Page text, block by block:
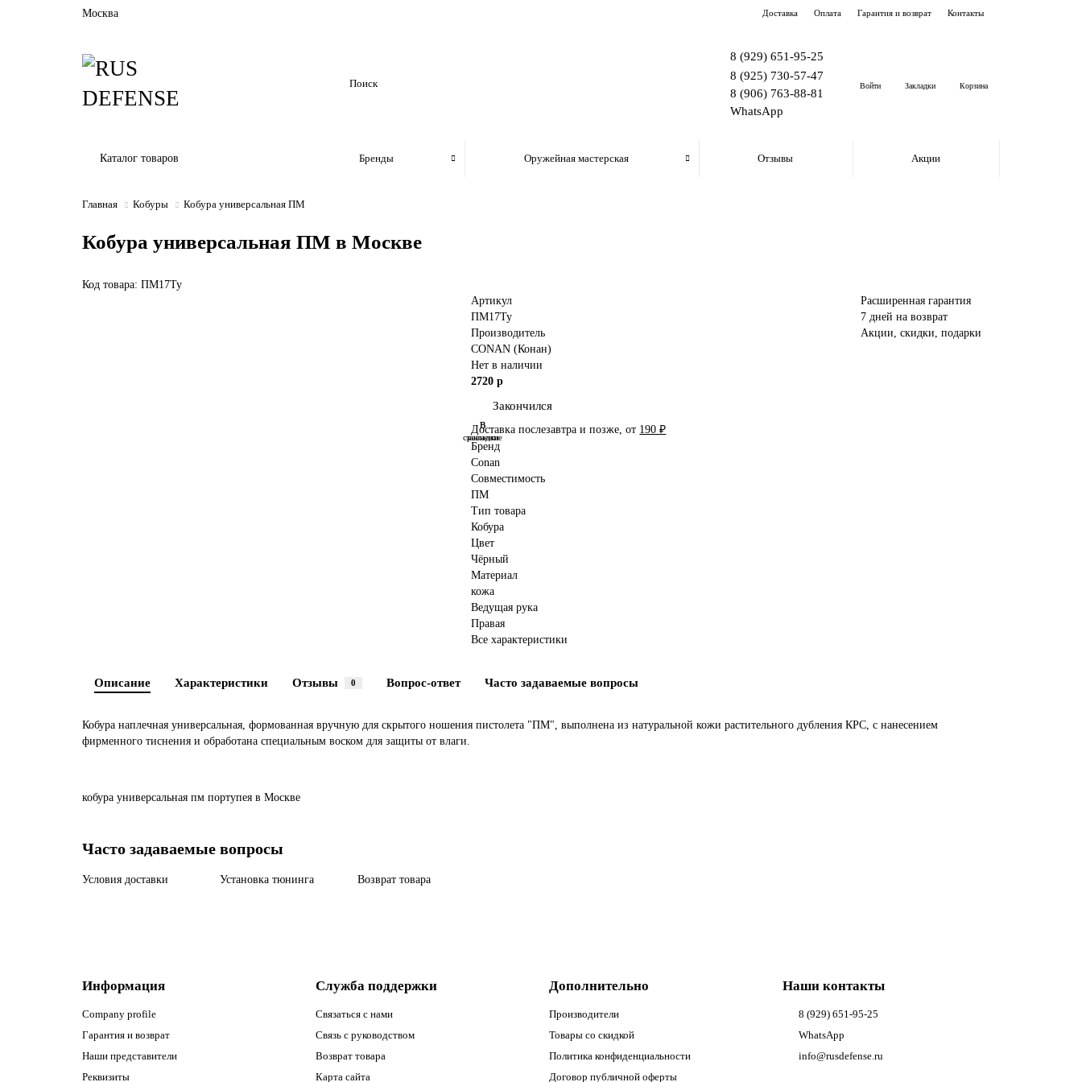
Москва Доставка Оплата Гарантия и возврат Контакты
8 (929) 651-95-25
8 (925) 730-57-47
8 (906) 763-88-81
WhatsApp
Войти Закладки Корзина
Каталог товаров Бренды Оружейная мастерская Отзывы Акции
Главная Кобуры Кобура универсальная ПМ
Кобура универсальная ПМ в Москве
Код товара: ПМ17Ту
Артикул
ПМ17Ту
Производитель
CONAN (Конан)
Нет в наличии
2720 р
Закончился
В
закладки
В
сравнение
Доставка послезавтра и позже, от 190 ₽
Бренд
Conan
Совместимость
ПМ
Тип товара
Кобура
Цвет
Чёрный
Материал
кожа
Ведущая рука
Правая
Все характеристики
Расширенная гарантия
7 дней на возврат
Акции, скидки, подарки
Описание Характеристики Отзывы 0 Вопрос-ответ Часто задаваемые вопросы
Кобура наплечная универсальная, формованная вручную для скрытого ношения пистолета "ПМ", выполнена из натуральной кожи растительного дубления КРС, с нанесением
фирменного тиснения и обработана специальным воском для защиты от влаги.
кобура универсальная пм портупея в Москве
Часто задаваемые вопросы
Условия доставки Установка тюнинга Возврат товара
Информация
Company profile
Гарантия и возврат
Наши представители
Реквизиты
Служба поддержки
Связаться с нами
Связь с руководством
Возврат товара
Карта сайта
Дополнительно
Производители
Товары со скидкой
Политика конфиденциальности
Договор публичной оферты
Наши контакты
8 (929) 651-95-25
WhatsApp
info@rusdefense.ru